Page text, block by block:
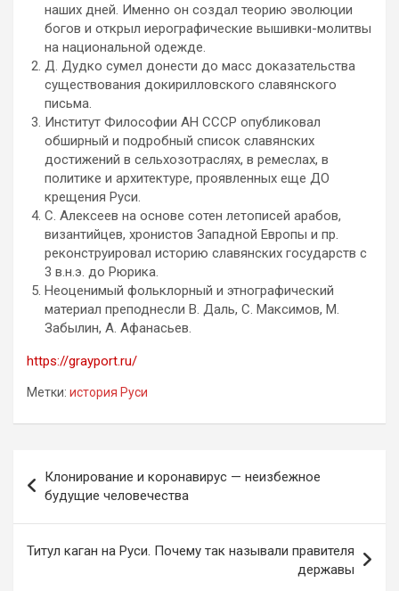
наших дней. Именно он создал теорию эволюции
богов и открыл иерографические вышивки-молитвы
на национальной одежде.
Д. Дудко сумел донести до масс доказательства
существования докирилловского славянского
письма.
Институт Философии АН СССР опубликовал
обширный и подробный список славянских
достижений в сельхозотраслях, в ремеслах, в
политике и архитектуре, проявленных еще ДО
крещения Руси.
С. Алексеев на основе сотен летописей арабов,
византийцев, хронистов Западной Европы и пр.
реконструировал историю славянских государств с
3 в.н.э. до Рюрика.
Неоценимый фольклорный и этнографический
материал преподнесли В. Даль, С. Максимов, М.
Забылин, А. Афанасьев.
https://grayport.ru/
Метки: история Руси
по
записям
Клонирование и коронавирус — неизбежное
будущие человечества
Титул каган на Руси. Почему так называли правителя
державы